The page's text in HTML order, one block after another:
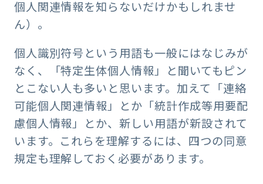
個人関連情報を知らないだけかもしれませ
ん）。
個人識別符号という用語も一般にはなじみが
なく、「特定生体個人情報」と聞いてもピン
とこない人も多いと思います。加えて「連絡
可能個人関連情報」とか「統計作成等用要配
慮個人情報」とか、新しい用語が新設されて
います。これらを理解するには、四つの同意
規定も理解しておく必要があります。